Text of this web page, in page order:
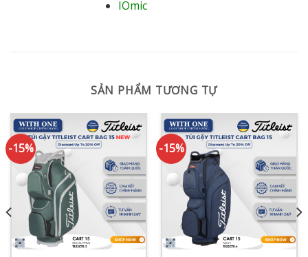
IOmic
SẢN PHẨM TƯƠNG TỰ
-15% -15%